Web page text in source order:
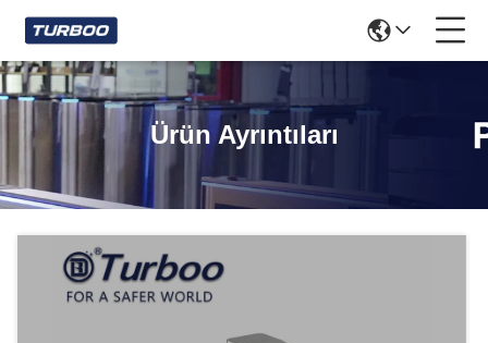
Ürün Ayrıntıları